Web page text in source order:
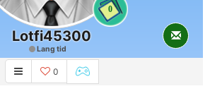
0
Lotfi45300
Lang tid
0